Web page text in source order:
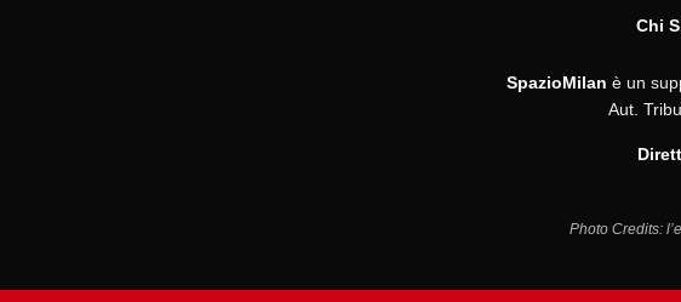
Chi
SpazioMilan è un
Aut.
Photo Credits: